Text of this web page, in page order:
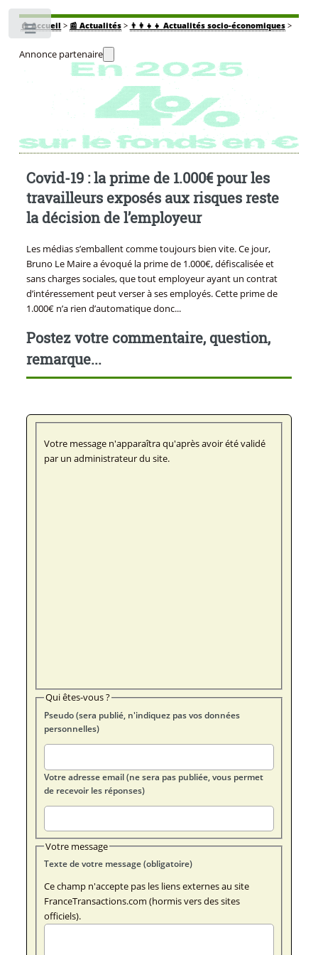
🏠Accueil > 📰 Actualités> 👨‍👩‍👧‍👧 Actualités socio-économiques>
Annonce partenaire
Covid-19 : la prime de 1.000€ pour les
travailleurs exposés aux risques reste
la décision de l’employeur
Les médias s’emballent comme toujours bien vite. Ce jour,
Bruno Le Maire a évoqué la prime de 1.000€, défiscalisée et
sans charges sociales, que tout employeur ayant un contrat
d’intéressement peut verser à ses employés. Cette prime de
1.000€ n’a rien d’automatique donc...
Postez votre commentaire, question,
remarque...
Votre message n'apparaîtra qu'après avoir été validé
par un administrateur du site.
Qui êtes-vous ?
Pseudo (sera publié, n'indiquez pas vos données
personnelles)
Votre adresse email (ne sera pas publiée, vous permet
de recevoir les réponses)
Votre message
Texte de votre message (obligatoire)
Ce champ n'accepte pas les liens externes au site
FranceTransactions.com (hormis vers des sites
officiels).
Toggle